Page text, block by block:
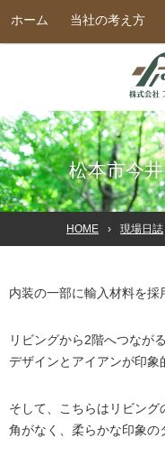
ホーム 当社の考え方
松本市今
HOME 現場日誌
内装の一部に輸入材料を採
リビングから2階へつながる
デザインとアイアンが印象
そして、こちらはリビング
角がなく、柔らかな印象の